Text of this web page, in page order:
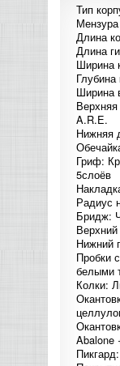
Тип
Длина
Длина
Ширина
Ширина
A.R.E.
Нижняя
Гриф:
5слоёв
Радиус
Бридж:
Нижний
Пробки
белыми
Колки:
Abalone